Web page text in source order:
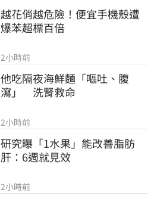
越花俏越危險！便宜手機殼遭
爆苯超標百倍
2小時前
他吃隔夜海鮮麵「嘔吐、腹
瀉」　洗腎救命
2小時前
研究曝「1水果」能改善脂肪
肝：6週就見效
2小時前